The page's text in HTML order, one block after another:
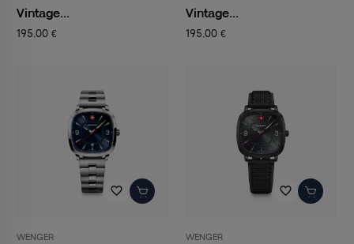
Vintage...
195,00 €
Vintage...
195,00 €
favorite_border
WENGER
favorite_border
WENGER